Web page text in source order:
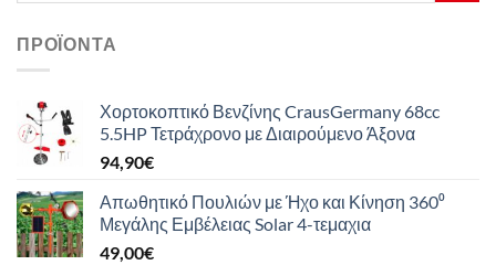
ΠΡΟΪΌΝΤΑ
Χορτοκοπτικό Βενζίνης CrausGermany 68cc
5.5HP Τετράχρονο με Διαιρούμενο Άξονα
94,90€
Απωθητικό Πουλιών με Ήχο και Κίνηση 360⁰
Μεγάλης Εμβέλειας Solar 4-τεμαχια
49,00€